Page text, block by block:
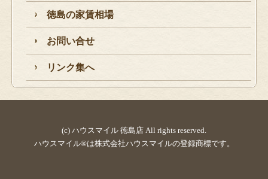
徳島の家賃相場
お問い合せ
リンク集へ
(c) ハウスマイル 徳島店 All rights reserved.
ハウスマイル®は株式会社ハウスマイルの登録商標です。